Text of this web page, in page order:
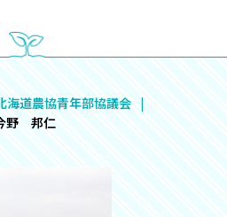
海道農協青年部協議会
野 邦仁